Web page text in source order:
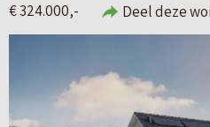
€ 324.000,-
Deel deze